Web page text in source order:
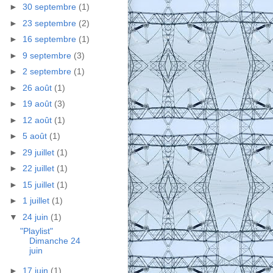
► 30 septembre (1)
► 23 septembre (2)
► 16 septembre (1)
► 9 septembre (3)
► 2 septembre (1)
► 26 août (1)
► 19 août (3)
► 12 août (1)
► 5 août (1)
► 29 juillet (1)
► 22 juillet (1)
► 15 juillet (1)
► 1 juillet (1)
▼ 24 juin (1)
"Playlist"
Dimanche 24
juin
► 17 juin (1)